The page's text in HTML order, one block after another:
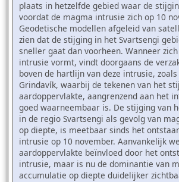
plaats in hetzelfde gebied waar de
voordat de magma intrusie zich op 10
Geodetische modellen afgeleid van
zien dat de stijging in het Svartsengi
sneller gaat dan voorheen. Wanneer
intrusie vormt, vindt doorgaans de
boven de hartlijn van deze intrusie,
Grindavík, waarbij de tekenen van het
aardoppervlakte, aangrenzend aan het
goed waarneembaar is. De stijging van
in de regio Svartsengi als gevolg van
op diepte, is meetbaar sinds het
intrusie op 10 november. Aanvankelijk
aardoppervlakte beïnvloed door het
intrusie, maar is nu de dominantie van
accumulatie op diepte duidelijker